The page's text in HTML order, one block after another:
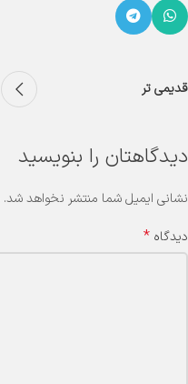
قدیمی تر
دیدگاهتان را بنویسید
نشانی ایمیل شما منتشر نخواهد شد.
دیدگاه *